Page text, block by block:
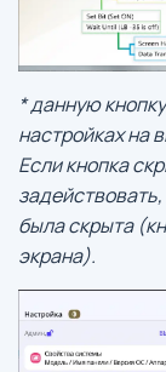
* данную
настройках на
Если кнопка
задействовать,
была скрыта
экрана).